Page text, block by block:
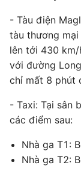
- Tàu điện
tàu thương
lên tới 430 km/
với đường
chỉ mất 8 phút
- Taxi: Tại sân
các điểm sau:
Nhà ga T1:
Nhà ga T2: